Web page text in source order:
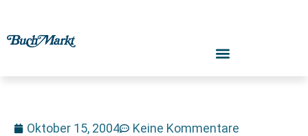
Oktober 15, 2004 Keine Kommentare